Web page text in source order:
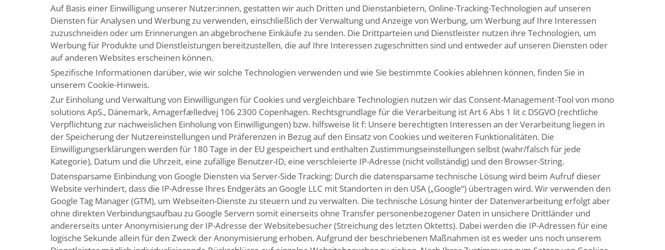
Auf Basis einer Einwilligung unserer Nutzer:innen, gestatten wir auch Dritten und Dienstanbietern, Online-Tracking-Technologien auf unseren
Diensten für Analysen und Werbung zu verwenden, einschließlich der Verwaltung und Anzeige von Werbung, um Werbung auf Ihre Interessen
zuzuschneiden oder um Erinnerungen an abgebrochene Einkäufe zu senden. Die Drittparteien und Dienstleister nutzen ihre Technologien, um
Werbung für Produkte und Dienstleistungen bereitzustellen, die auf Ihre Interessen zugeschnitten sind und entweder auf unseren Diensten oder
auf anderen Websites erscheinen können.
Spezifische Informationen darüber, wie wir solche Technologien verwenden und wie Sie bestimmte Cookies ablehnen können, finden Sie in
unserem Cookie-Hinweis.
Zur Einholung und Verwaltung von Einwilligungen für Cookies und vergleichbare Technologien nutzen wir das Consent-Management-Tool von mono
solutions ApS., Dänemark, Amagerfælledvej 106 2300 Copenhagen. Rechtsgrundlage für die Verarbeitung ist Art 6 Abs 1 lit c DSGVO (rechtliche
Verpflichtung zur nachweislichen Einholung von Einwilligungen) bzw. hilfsweise lit f: Unsere berechtigten Interessen an der Verarbeitung liegen in
der Speicherung der Nutzereinstellungen und Präferenzen in Bezug auf den Einsatz von Cookies und weiteren Funktionalitäten. Die
Einwilligungserklärungen werden für 180 Tage in der EU gespeichert und enthalten Zustimmungseinstellungen selbst (wahr/falsch für jede
Kategorie), Datum und die Uhrzeit, eine zufällige Benutzer-ID, eine verschleierte IP-Adresse (nicht vollständig) und den Browser-String.
Datensparsame Einbindung von Google Diensten via Server-Side Tracking: Durch die datensparsame technische Lösung wird beim Aufruf dieser
Website verhindert, dass die IP-Adresse Ihres Endgeräts an Google LLC mit Standorten in den USA („Google“) übertragen wird. Wir verwenden den
Google Tag Manager (GTM), um Webseiten-Dienste zu steuern und zu verwalten. Die technische Lösung hinter der Datenverarbeitung erfolgt aber
ohne direkten Verbindungsaufbau zu Google Servern somit einerseits ohne Transfer personenbezogener Daten in unsichere Drittländer und
andererseits unter Anonymisierung der IP-Adresse der Websitebesucher (Streichung des letzten Oktetts). Dabei werden die IP-Adressen für eine
logische Sekunde allein für den Zweck der Anonymisierung erhoben. Aufgrund der beschriebenen Maßnahmen ist es weder uns noch unserem